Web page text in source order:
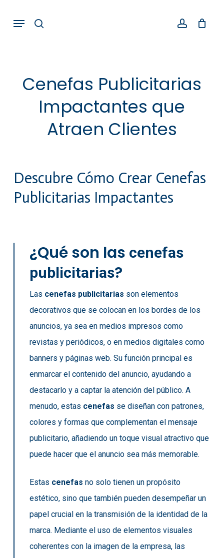
account
Menu
Cenefas Publicitarias
Impactantes que
Atraen Clientes
Descubre Cómo Crear Cenefas
Publicitarias Impactantes
¿Qué son las cenefas
publicitarias?
Las cenefas publicitarias son elementos
decorativos que se colocan en los bordes de los
anuncios, ya sea en medios impresos como
revistas y periódicos, o en medios digitales como
banners y páginas web. Su función principal es
enmarcar el contenido del anuncio, ayudando a
destacarlo y a captar la atención del público. A
menudo, estas cenefas se diseñan con patrones,
colores y formas que complementan el mensaje
publicitario, añadiendo un toque visual atractivo que
puede hacer que el anuncio sea más memorable.
Estas cenefas no solo tienen un propósito
estético, sino que también pueden desempeñar un
papel crucial en la transmisión de la identidad de la
marca. Mediante el uso de elementos visuales
coherentes con la imagen de la empresa, las